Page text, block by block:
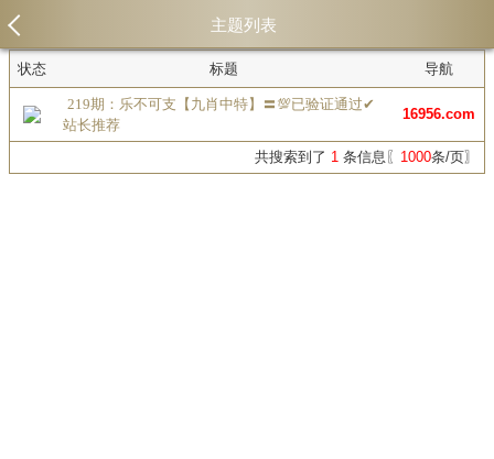
主题列表
状态 标题 导航
219期：乐不可支【九肖中特】〓💯已验证通过✔
站长推荐
16956.com
共搜索到了 1 条信息〖 1000条/页〗